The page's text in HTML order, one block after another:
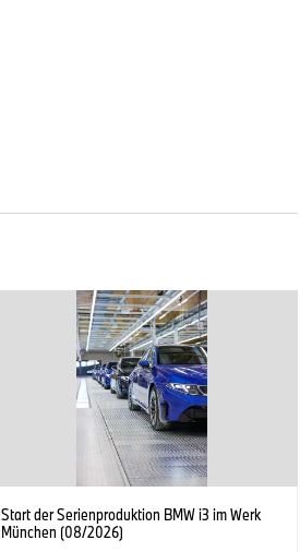
Start der Serienproduktion BMW i3 im Werk
München (08/2026)